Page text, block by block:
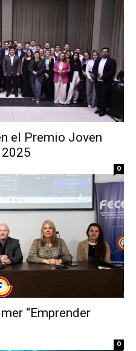
el Premio Joven
0
“Emprender
0